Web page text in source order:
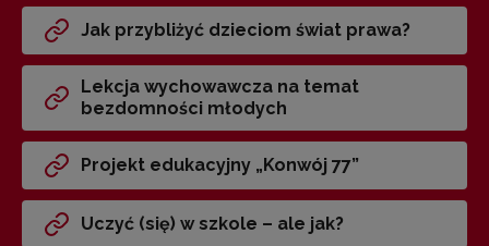
Jak przybliżyć dzieciom świat prawa?
Lekcja wychowawcza na temat
bezdomności młodych
Projekt edukacyjny „Konwój 77”
Uczyć (się) w szkole – ale jak?